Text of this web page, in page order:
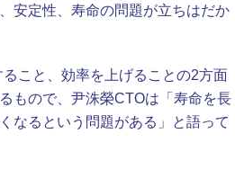
安定性、寿命の問題が立ちはだか
こと、効率を上げることの2方面
もので、尹洙榮CTOは「寿命を長
なるという問題がある」と語って